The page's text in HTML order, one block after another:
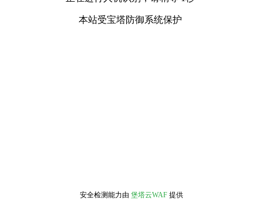
本站受宝塔防御系统保护
安全检测能力由 堡塔云WAF 提供